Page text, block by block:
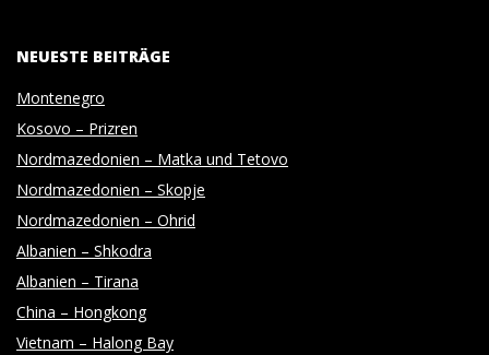
NEUESTE BEITRÄGE
Montenegro
Kosovo – Prizren
Nordmazedonien – Matka und Tetovo
Nordmazedonien – Skopje
Nordmazedonien – Ohrid
Albanien – Shkodra
Albanien – Tirana
China – Hongkong
Vietnam – Halong Bay